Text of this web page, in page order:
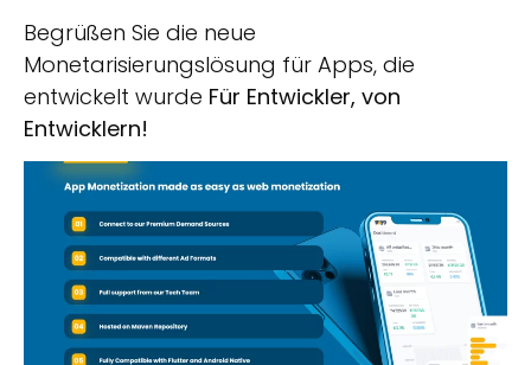
Begrüßen Sie die neue
Monetarisierungslösung für Apps, die
entwickelt wurde Für Entwickler, von
Entwicklern!